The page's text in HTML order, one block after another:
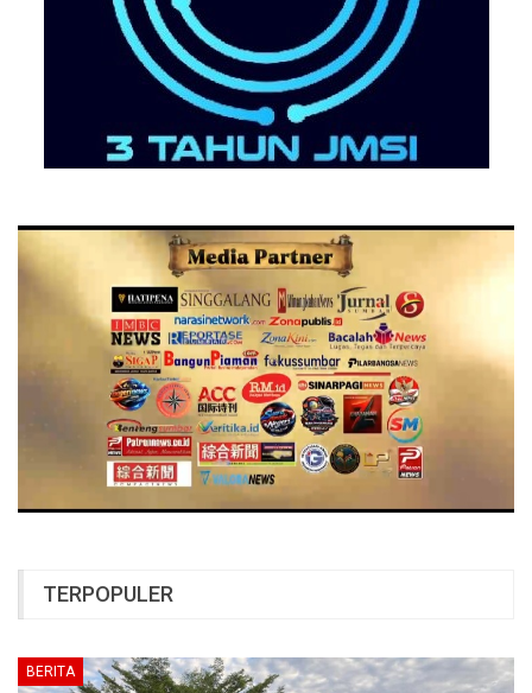
TERPOPULER
BERITA